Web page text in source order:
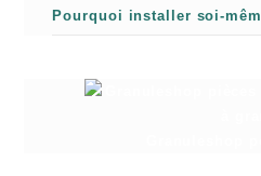
Pourquoi installer soi-